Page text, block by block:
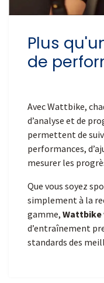
Plus
de
Avec Wattbike,
d’analyse et de
permettent de
performances,
mesurer les
Que vous soyez
simplement à la
gamme, Wattbike
d’entraînement
standards des